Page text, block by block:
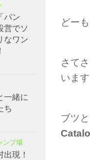
どー
さて
いま
ブツ
パン
営でソ
なワン
一緒に
ち
ンプ場
現！